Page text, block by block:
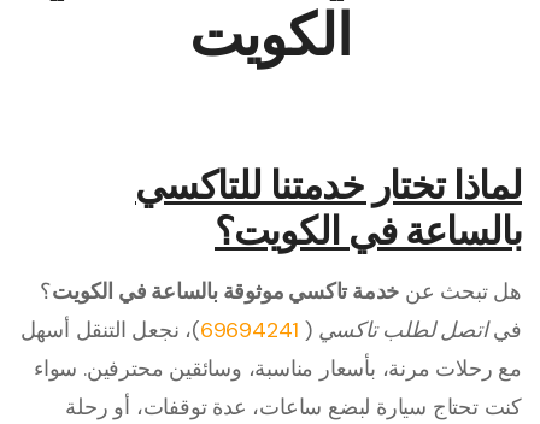
الكويت
لماذا تختار خدمتنا للتاكسي
بالساعة في الكويت؟
هل تبحث عن خدمة تاكسي موثوقة بالساعة في الكويت؟
فياتصل لطلب تاكسي (
69694241)، نجعل التنقل أسهل
مع رحلات مرنة، بأسعار مناسبة، وسائقين محترفين. سواء
كنت تحتاج سيارة لبضع ساعات، عدة توقفات، أو رحلة